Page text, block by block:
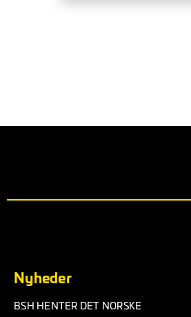
Nyheder
BSH HENTER DET NORSKE